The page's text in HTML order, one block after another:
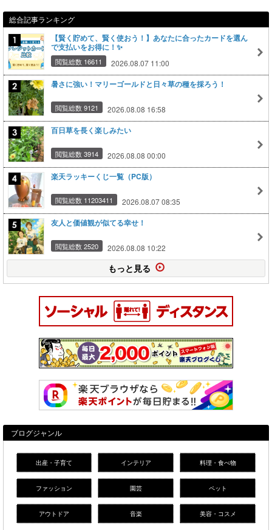
総合記事ランキング
【賢く貯めて、賢く使おう！】あなたに合ったカードを選ん
で支払いをお得に！✨
閲覧総数 16611 2026.08.07 11:00
暑さに強い！マリーゴールドと日々草の種を採ろう！
閲覧総数 9121 2026.08.08 16:58
百日草を長く楽しみたい
閲覧総数 3914 2026.08.08 00:00
楽天ラッキーくじ一覧（PC版）
閲覧総数 11203411 2026.08.07 08:35
友人と価値観が似てる幸せ！
閲覧総数 2520 2026.08.08 10:22
もっと見る
ブログジャンル
出産・子育て インテリア 料理・食べ物
ファッション 園芸 ペット
アウトドア 音楽 美容・コスメ